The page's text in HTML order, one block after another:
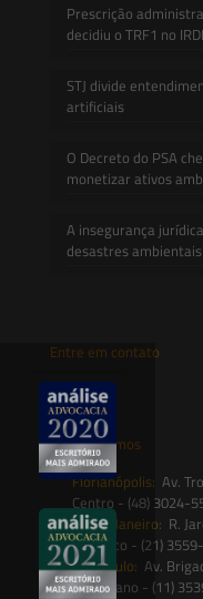
Prescrição
decidiu o TRF1 no
STJ divide
artificiais
O Decreto do PSA
monetizar ativos
A insegurança
desastres ambientais
Entre em contato
Onde estamos
Florianópolis: Av.
Centro - (48) 3024-
Rio de Janeiro: R.
Botânico - (21)
São Paulo: Av.
Paulistano - (11)